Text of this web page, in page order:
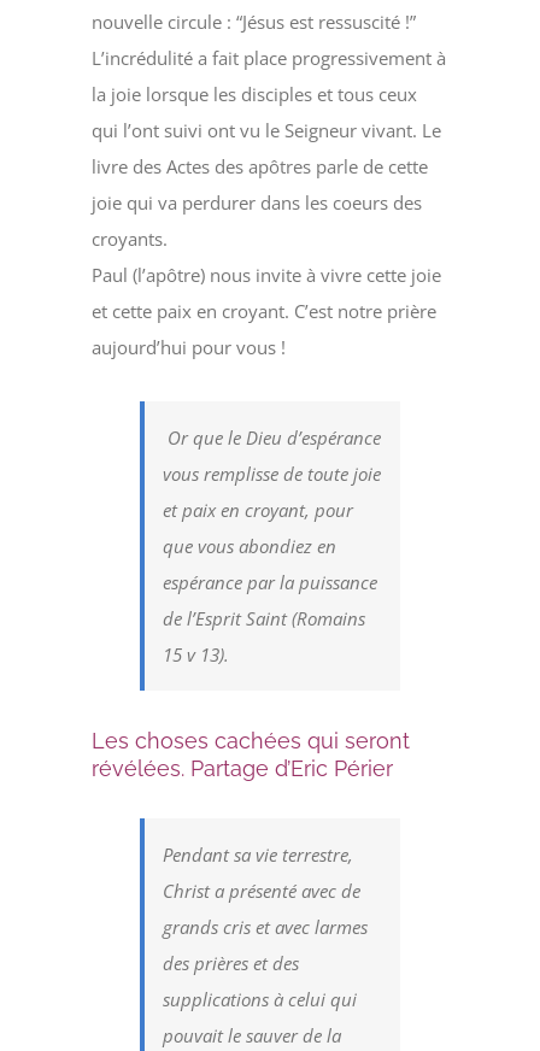
nouvelle circule : “Jésus est ressuscité !”
L’incrédulité a fait place progressivement à
la joie lorsque les disciples et tous ceux
qui l’ont suivi ont vu le Seigneur vivant. Le
livre des Actes des apôtres parle de cette
joie qui va perdurer dans les coeurs des
croyants.
Paul (l’apôtre) nous invite à vivre cette joie
et cette paix en croyant. C’est notre prière
aujourd’hui pour vous !
Or que le Dieu d’espérance
vous remplisse de toute joie
et paix en croyant, pour
que vous abondiez en
espérance par la puissance
de l’Esprit Saint (Romains
15 v 13).
Les choses cachées qui seront
révélées. Partage d’Eric Périer
Pendant sa vie terrestre,
Christ a présenté avec de
grands cris et avec larmes
des prières et des
supplications à celui qui
pouvait le sauver de la